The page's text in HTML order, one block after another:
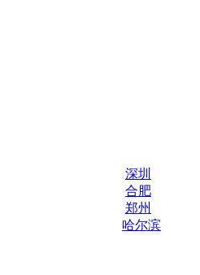
深圳
合肥
郑州
哈尔滨